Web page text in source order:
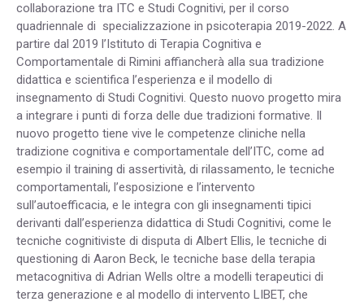
collaborazione tra ITC e Studi Cognitivi, per il corso
quadriennale di specializzazione in psicoterapia 2019-2022. A
partire dal 2019 l’Istituto di Terapia Cognitiva e
Comportamentale di Rimini affiancherà alla sua tradizione
didattica e scientifica l’esperienza e il modello di
insegnamento di Studi Cognitivi. Questo nuovo progetto mira
a integrare i punti di forza delle due tradizioni formative. Il
nuovo progetto tiene vive le competenze cliniche nella
tradizione cognitiva e comportamentale dell’ITC, come ad
esempio il training di assertività, di rilassamento, le tecniche
comportamentali, l’esposizione e l’intervento
sull’autoefficacia, e le integra con gli insegnamenti tipici
derivanti dall’esperienza didattica di Studi Cognitivi, come le
tecniche cognitiviste di disputa di Albert Ellis, le tecniche di
questioning di Aaron Beck, le tecniche base della terapia
metacognitiva di Adrian Wells oltre a modelli terapeutici di
terza generazione e al modello di intervento LIBET, che